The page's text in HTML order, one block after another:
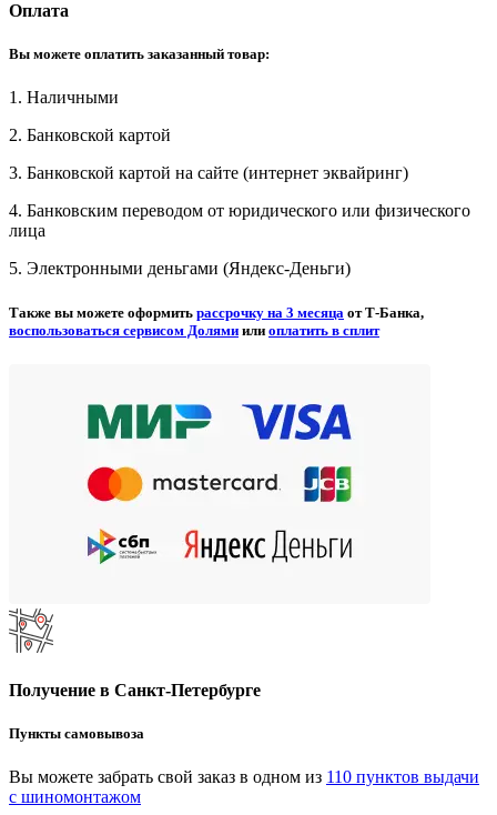
Оплата
Вы можете оплатить заказанный товар:
1. Наличными
2. Банковской картой
3. Банковской картой на сайте (интернет эквайринг)
4. Банковским переводом от юридического или физического
лица
5. Электронными деньгами (Яндекс-Деньги)
Также вы можете оформить рассрочку на 3 месяца от Т-Банка,
воспользоваться сервисом Долями или оплатить в сплит
Получение в Санкт-Петербурге
Пункты самовывоза
Вы можете забрать свой заказ в одном из 110 пунктов выдачи
с шиномонтажом